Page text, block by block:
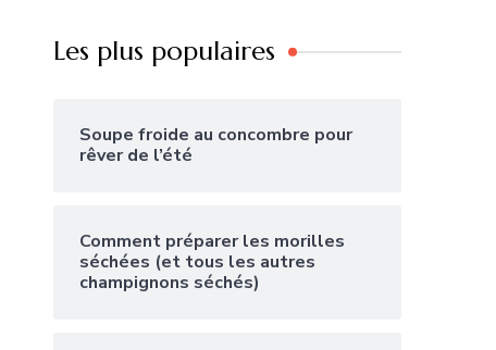
Les plus populaires
Soupe froide au concombre pour
rêver de l’été
Comment préparer les morilles
séchées (et tous les autres
champignons séchés)